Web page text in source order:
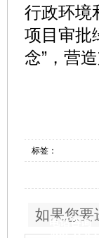
行政环境
项目审批
念”，营
标签：
如果您要
电话咨询
400-168-